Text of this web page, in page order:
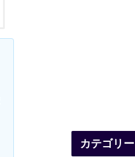
カテゴリー